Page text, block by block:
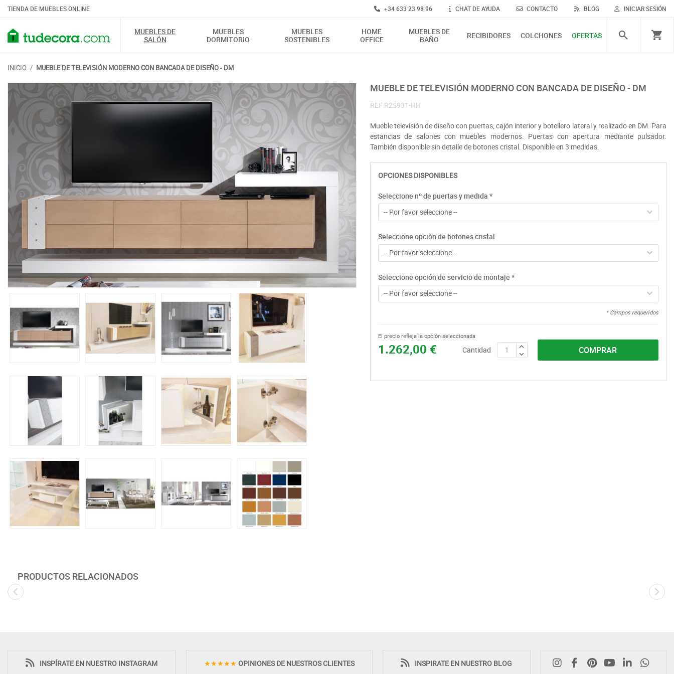
TIENDA DE MUEBLES ONLINE INICIAR SESIÓN
+34 633 23 98 96 CHAT DE AYUDA CONTACTO BLOG
MUEBLES DE
SALÓN
MUEBLES
DORMITORIO
MUEBLES
SOSTENIBLES
HOME
OFFICE
MUEBLES DE
BAÑO
RECIBIDORES COLCHONES OFERTAS
INICIO / MUEBLE DE TELEVISIÓN MODERNO CON BANCADA DE DISEÑO - DM
MUEBLE DE TELEVISIÓN MODERNO CON BANCADA DE DISEÑO - DM
REF R25931-HH
Mueble televisión de diseño con puertas, cajón interior y botellero lateral y realizado en DM. Para
estancias de salones con muebles modernos. Puertas con apertura mediante pulsador.
También disponible sin detalle de botones cristal. Disponible en 3 medidas.
OPCIONES DISPONIBLES
Seleccione nº de puertas y medida *
-- Por favor seleccione --
Seleccione opción de botones cristal
-- Por favor seleccione --
Seleccione opción de servicio de montaje *
-- Por favor seleccione --
* Campos requeridos
1.262,00 €
El precio refleja la opción seleccionada
Cantidad COMPRAR
PRODUCTOS RELACIONADOS
INSPÍRATE EN NUESTRO INSTAGRAM ★★★★★ OPINIONES DE NUESTROS CLIENTES INSPIRATE EN NUESTRO BLOG